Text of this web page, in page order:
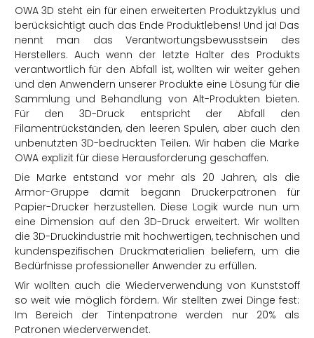
OWA 3D steht ein für einen erweiterten Produktzyklus und
berücksichtigt auch das Ende Produktlebens! Und ja! Das
nennt man das Verantwortungsbewusstsein des
Herstellers. Auch wenn der letzte Halter des Produkts
verantwortlich für den Abfall ist, wollten wir weiter gehen
und den Anwendern unserer Produkte eine Lösung für die
Sammlung und Behandlung von Alt-Produkten bieten.
Für den 3D-Druck entspricht der Abfall den
Filamentrückständen, den leeren Spulen, aber auch den
unbenutzten 3D-bedruckten Teilen. Wir haben die Marke
OWA explizit für diese Herausforderung geschaffen.
Die Marke entstand vor mehr als 20 Jahren, als die
Armor-Gruppe damit begann Druckerpatronen für
Papier-Drucker herzustellen. Diese Logik wurde nun um
eine Dimension auf den 3D-Druck erweitert. Wir wollten
die 3D-Druckindustrie mit hochwertigen, technischen und
kundenspezifischen Druckmaterialien beliefern, um die
Bedürfnisse professioneller Anwender zu erfüllen.
Wir wollten auch die Wiederverwendung von Kunststoff
so weit wie möglich fördern. Wir stellten zwei Dinge fest:
Im Bereich der Tintenpatrone werden nur 20% als
Patronen wiederverwendet.